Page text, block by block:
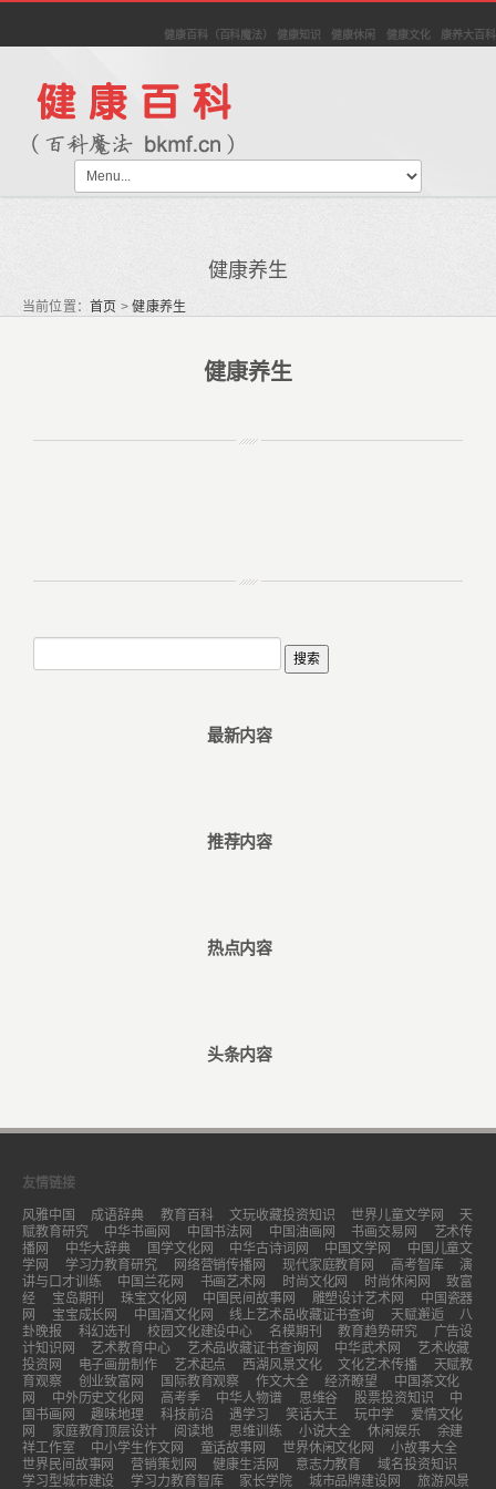
健康百科（百科魔法） 健康知识 健康休闲 健康文化 康养大百科
健康养生
当前位置：首页 >健康养生
健康养生
最新内容
推荐内容
热点内容
头条内容
友情链接
风雅中国 成语辞典 教育百科 文玩收藏投资知识 世界儿童文学网
天
赋教育研究
中华书画网 中国书法网 中国油画网 书画交易网
艺术传
播网
中华大辞典 国学文化网 中华古诗词网 中国文学网
中国儿童文
学网
学习力教育研究 网络营销传播网 现代家庭教育网 高考智库
演
讲与口才训练
中国兰花网 书画艺术网 时尚文化网 时尚休闲网
致富
经
宝岛期刊 珠宝文化网 中国民间故事网 雕塑设计艺术网
中国瓷器
网
宝宝成长网 中国酒文化网 线上艺术品收藏证书查询 天赋邂逅
八
卦晚报
科幻选刊 校园文化建设中心 名模期刊 教育趋势研究
广告设
计知识网
艺术教育中心 艺术品收藏证书查询网 中华武术网
艺术收藏
投资网
电子画册制作 艺术起点 西湖风景文化 文化艺术传播
天赋教
育观察
创业致富网 国际教育观察 作文大全 经济瞭望
中国茶文化
网
中外历史文化网 高考季 中华人物谱 思维谷 股票投资知识
中
国书画网
趣味地理 科技前沿 遇学习 笑话大王 玩中学
爱情文化
网
家庭教育顶层设计 阅读地 思维训练 小说大全 休闲娱乐
余建
祥工作室
中小学生作文网 童话故事网 世界休闲文化网
小故事大全
世界民间故事网
营销策划网 健康生活网 意志力教育
域名投资知识
学习型城市建设
学习力教育智库 家长学院 城市品牌建设网 旅游风景